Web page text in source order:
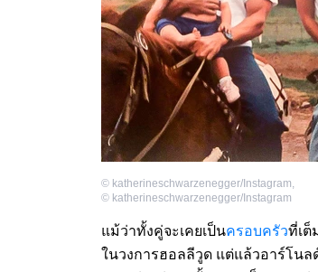
© katherineschwarzenegger/Instagram,
© katherineschwarzenegger/Instagram
แม้ว่าทั้งคู่จะเคยเป็นครอบครัวที่เต็
ในวงการฮอลลีวูด แต่แล้วอาร์โนล